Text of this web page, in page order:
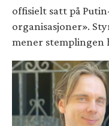
offisielt satt på
organisasjoner».
mener